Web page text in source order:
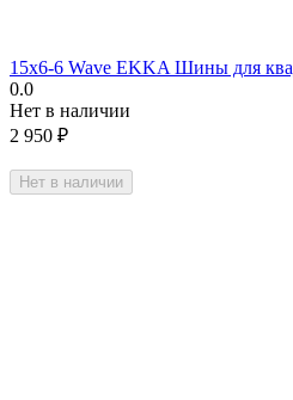
15х6-6 Wave EKKA Шины для
0.0
Нет в наличии
2 950 ₽
Нет в наличии